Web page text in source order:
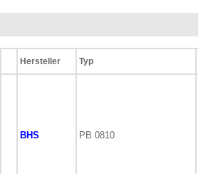
Hersteller Typ
BHS PB 0810